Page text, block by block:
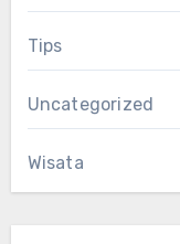
Tips
Uncategorized
Wisata